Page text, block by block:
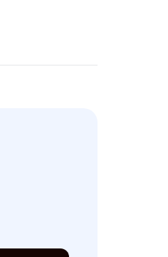
Доставка и оплата